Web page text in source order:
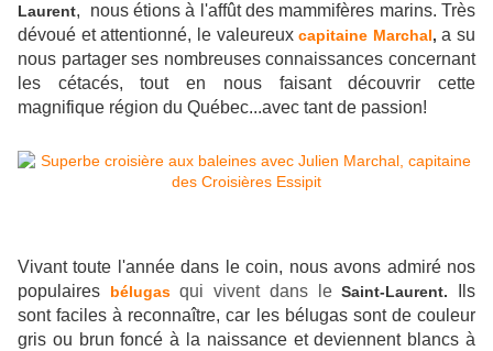
Laurent, nous étions à l'affût des mammifères marins. Très
dévoué et attentionné, le valeureuxcapitaine Marchal, a su
nous partager ses nombreuses connaissances concernant
les cétacés, tout en nous faisant découvrir cette
magnifique région du Québec...avec tant de passion!
Vivant toute l'année dans le coin, nous avons admiré nos
populaires
bélugas qui vivent dans leSaint-Laurent.
Ils
sont faciles à reconnaître, car les bélugas sont de couleur
gris ou brun foncé à la naissance et deviennent blancs à